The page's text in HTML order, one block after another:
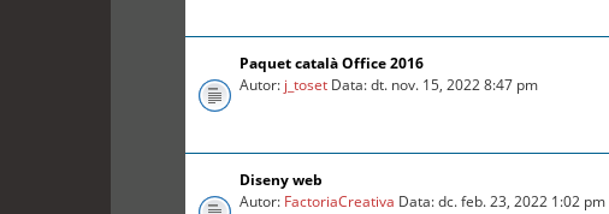
Paquet català Office 2016
Autor: j_toset Data: dt. nov. 15, 2022 8:47 pm
Diseny web
Autor: FactoriaCreativa Data: dc. feb. 23, 2022 1:02 pm